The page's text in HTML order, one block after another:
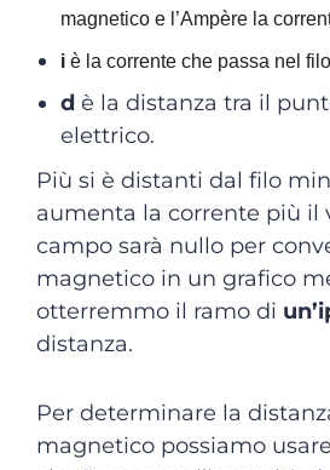
magnetico e l’Ampère la
i è la corrente che passa nel
d è la distanza tra il
elettrico.
Più si è distanti dal filo
aumenta la corrente più il
campo sarà nullo per
magnetico in un grafico
otterremmo il ramo di
distanza.
Per determinare la
magnetico possiamo